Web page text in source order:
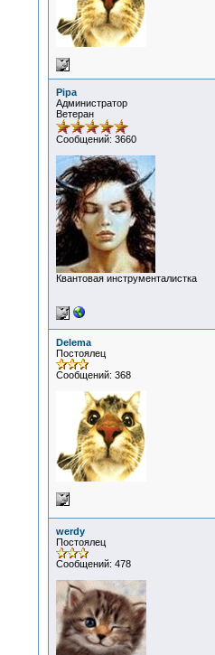
Pipa
Администратор
Ветеран
Сообщений: 3660
Квантовая инструменталистка
Delema
Постоялец
Сообщений: 368
werdy
Постоялец
Сообщений: 478